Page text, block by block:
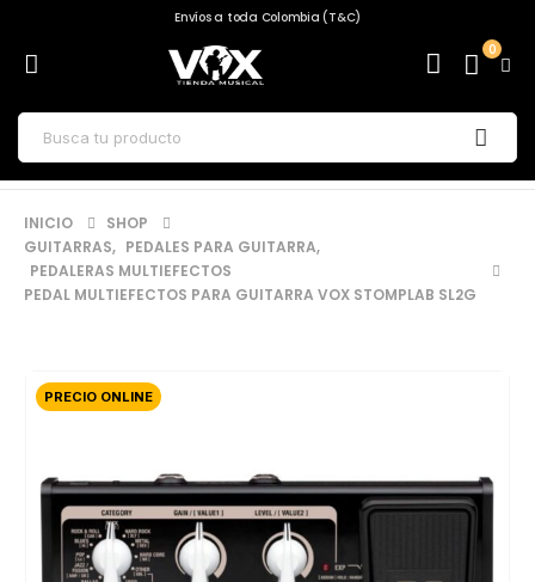
Envíos a toda Colombia (T&C)
0
INICIO
SHOP
GUITARRAS, PEDALES PARA GUITARRA,
PEDALERAS MULTIEFECTOS
PEDAL MULTIEFECTOS PARA GUITARRA VOX STOMPLAB SL2G
PRECIO ONLINE